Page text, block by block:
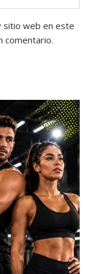
sitio web en este
comentario.